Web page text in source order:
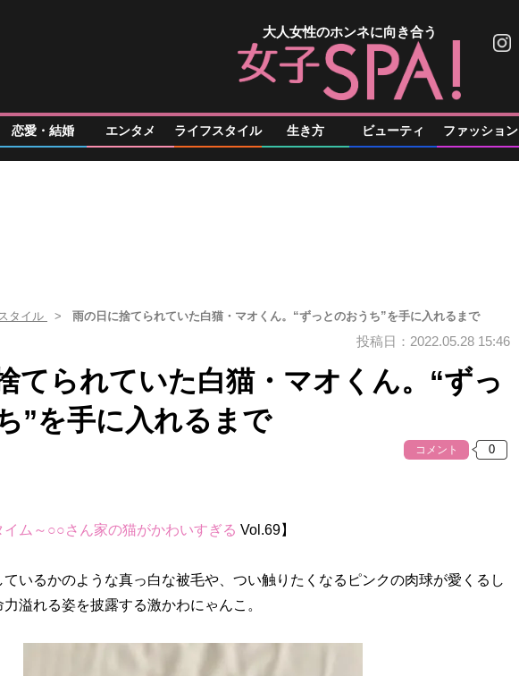
大人女性のホンネに向き合う
恋愛・結婚 エンタメ ライフスタイル 生き方 ビューティ ファッション
タイル 雨の日に捨てられていた白猫・マオくん。“ずっとのおうち”を手に入れるまで
投稿日：2022.05.28 15:46
てられていた白猫・マオくん。“ずっ
”を手に入れるまで
コメント
ム～○○さん家の猫がかわいすぎる Vol.69】
いるかのような真っ白な被毛や、つい触りたくなるピンクの肉球が愛くるし
溢れる姿を披露する激かわにゃんこ。